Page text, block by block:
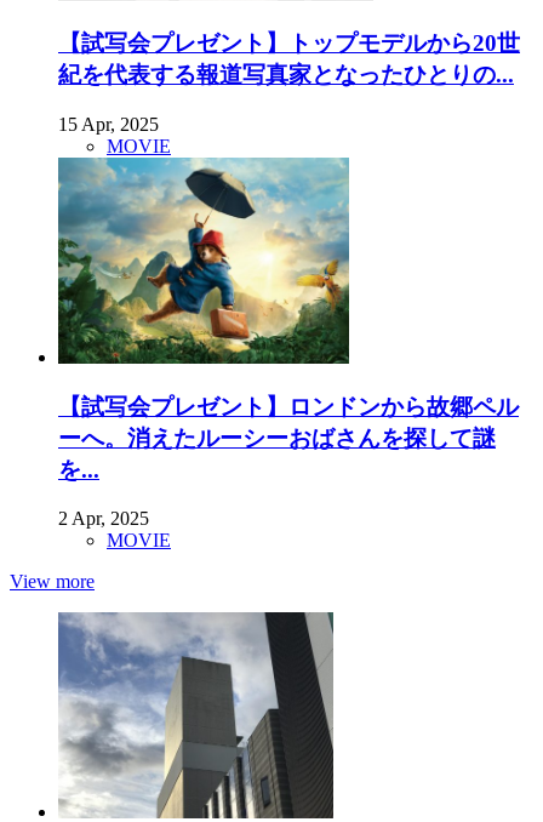
【試写会プレゼント】トップモデルから20世
紀を代表する報道写真家となったひとりの...
15 Apr, 2025
MOVIE
【試写会プレゼント】ロンドンから故郷ペル
ーへ。消えたルーシーおばさんを探して謎
を...
2 Apr, 2025
MOVIE
View more